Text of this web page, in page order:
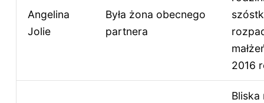
Angelina
Jolie
Była żona obecnego
partnera
2016
Bliska